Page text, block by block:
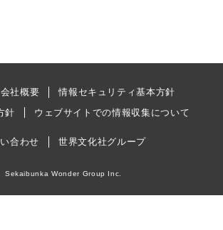
会社概要
情報セキュリティ基本方針
針
ウェブサイトでの情報収集について
合わせ 世界文化社グループ
Sekaibunka Wonder Group Inc.